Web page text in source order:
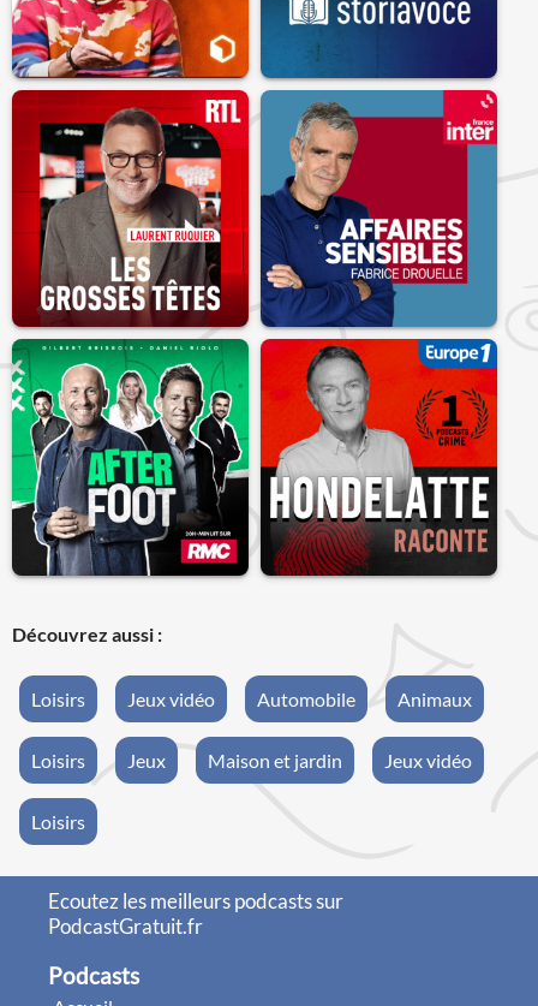
Découvrez aussi :
Loisirs Jeux vidéo Automobile Animaux
Loisirs Jeux Maison et jardin Jeux vidéo
Loisirs
Ecoutez les meilleurs podcasts sur
PodcastGratuit.fr
Podcasts